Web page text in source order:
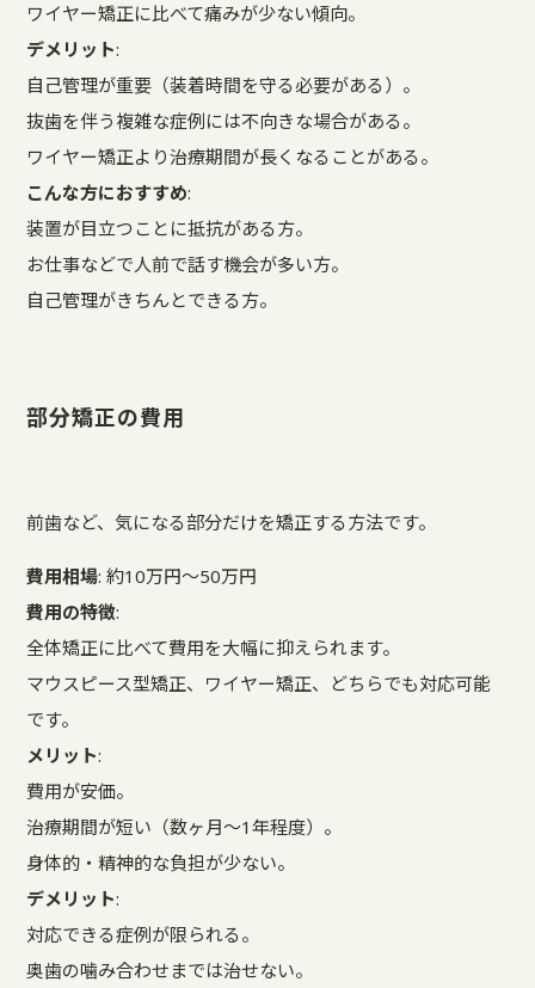
ワイヤー矯正に比べて痛みが少ない傾向。
デメリット:
自己管理が重要（装着時間を守る必要がある）。
抜歯を伴う複雑な症例には不向きな場合がある。
ワイヤー矯正より治療期間が長くなることがある。
こんな方におすすめ:
装置が目立つことに抵抗がある方。
お仕事などで人前で話す機会が多い方。
自己管理がきちんとできる方。
部分矯正の費用
前歯など、気になる部分だけを矯正する方法です。
費用相場: 約10万円～50万円
費用の特徴:
全体矯正に比べて費用を大幅に抑えられます。
マウスピース型矯正、ワイヤー矯正、どちらでも対応可能
です。
メリット:
費用が安価。
治療期間が短い（数ヶ月～1年程度）。
身体的・精神的な負担が少ない。
デメリット:
対応できる症例が限られる。
奥歯の噛み合わせまでは治せない。